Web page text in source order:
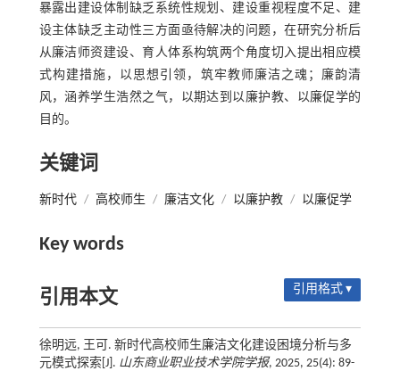
暴露出建设体制缺乏系统性规划、建设重视程度不足、建
设主体缺乏主动性三方面亟待解决的问题，在研究分析后
从廉洁师资建设、育人体系构筑两个角度切入提出相应模
式构建措施，以思想引领，筑牢教师廉洁之魂；廉韵清
风，涵养学生浩然之气，以期达到以廉护教、以廉促学的
目的。
关键词
新时代 / 高校师生 / 廉洁文化 / 以廉护教 / 以廉促学
Key words
引用本文 引用格式 ▾
徐明远, 王可. 新时代高校师生廉洁文化建设困境分析与多
元模式探索[J]. 山东商业职业技术学院学报, 2025, 25(4): 89-